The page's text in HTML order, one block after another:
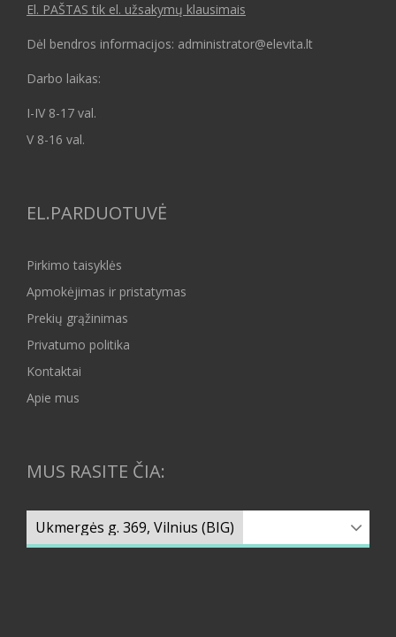
El. PAŠTAS tik el. užsakymų klausimais
Dėl bendros informacijos: administrator@elevita.lt
Darbo laikas:
I-IV 8-17 val.
V 8-16 val.
EL.PARDUOTUVĖ
Pirkimo taisyklės
Apmokėjimas ir pristatymas
Prekių grąžinimas
Privatumo politika
Kontaktai
Apie mus
MUS RASITE ČIA: